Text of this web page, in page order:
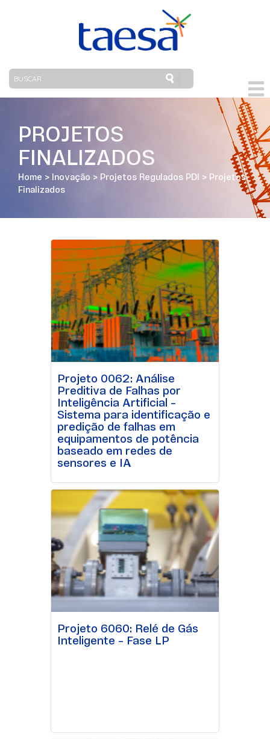
PROJETOS
FINALIZADOS
Home > Inovação > Projetos Regulados PDI > Projetos
Finalizados
Projeto 0062: Análise
Preditiva de Falhas por
Inteligência Artificial –
Sistema para identificação e
predição de falhas em
equipamentos de potência
baseado em redes de
sensores e IA
Projeto 6060: Relé de Gás
Inteligente – Fase LP